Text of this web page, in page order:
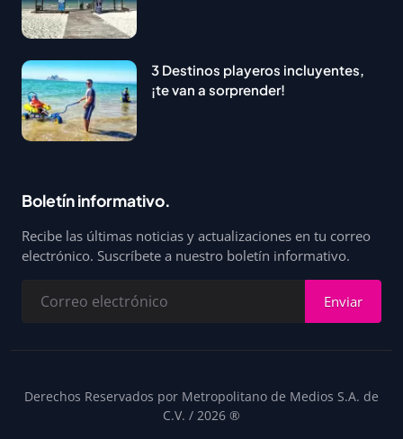
3 Destinos playeros incluyentes,
¡te van a sorprender!
Boletín informativo.
Recibe las últimas noticias y actualizaciones en tu correo
electrónico. Suscríbete a nuestro boletín informativo.
Enviar
Derechos Reservados por Metropolitano de Medios S.A. de
C.V. / 2026 ®